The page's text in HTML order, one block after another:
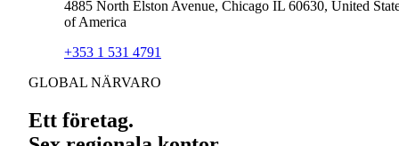
4885 North Elston Avenue, Chicago IL 60630, United
of America
+353 1 531 4791
GLOBAL NÄRVARO
Ett företag.